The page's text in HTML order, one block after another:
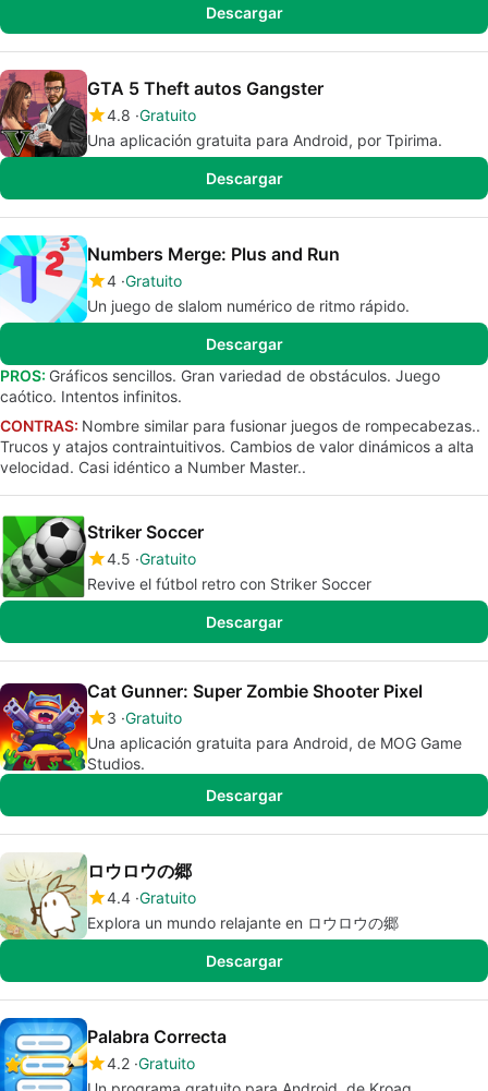
Descargar
GTA 5 Theft autos Gangster
4.8 Gratuito
Una aplicación gratuita para Android, por Tpirima.
Descargar
Numbers Merge: Plus and Run
4 Gratuito
Un juego de slalom numérico de ritmo rápido.
Descargar
PROS: Gráficos sencillos. Gran variedad de obstáculos. Juego
caótico. Intentos infinitos.
CONTRAS: Nombre similar para fusionar juegos de rompecabezas..
Trucos y atajos contraintuitivos. Cambios de valor dinámicos a alta
velocidad. Casi idéntico a Number Master..
Striker Soccer
4.5 Gratuito
Revive el fútbol retro con Striker Soccer
Descargar
Cat Gunner: Super Zombie Shooter Pixel
3 Gratuito
Una aplicación gratuita para Android, de MOG Game
Studios.
Descargar
ロウロウの郷
4.4 Gratuito
Explora un mundo relajante en ロウロウの郷
Descargar
Palabra Correcta
4.2 Gratuito